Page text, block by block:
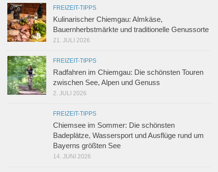
FREIZEIT-TIPPS
Kulinarischer Chiemgau: Almkäse,
Bauernherbstmärkte und traditionelle Genussorte
21. JULI 2026
FREIZEIT-TIPPS
Radfahren im Chiemgau: Die schönsten Touren
zwischen See, Alpen und Genuss
2. JULI 2026
FREIZEIT-TIPPS
Chiemsee im Sommer: Die schönsten
Badeplätze, Wassersport und Ausflüge rund um
Bayerns größten See
14. JUNI 2026